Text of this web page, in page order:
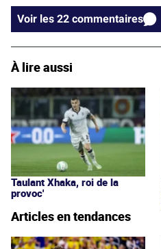
Voir les 22 commentaires
À lire aussi
Taulant Xhaka, roi de la
provoc'
Articles en tendances